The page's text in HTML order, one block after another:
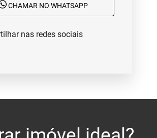
CHAMAR NO WHATSAPP
nas redes sociais